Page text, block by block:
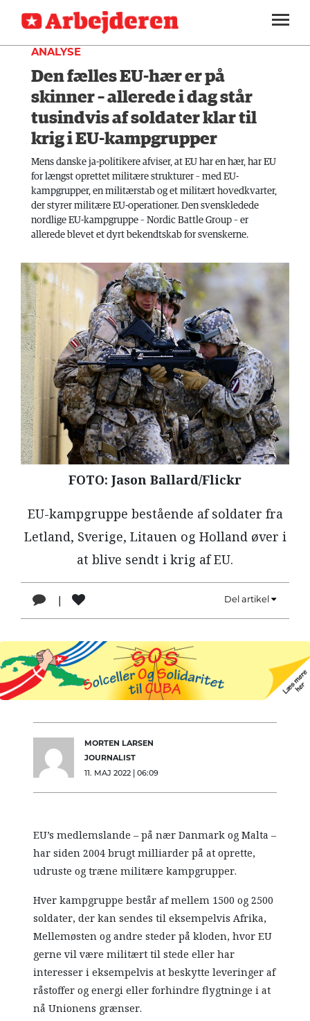
SEKTIONER
ARBEJDEREN
MENER
FAGLIGT
INDLAND
UDLAND
KULTUR
KALENDER
BLOGS
DEBAT
LÆSER
LÆSER
NAVNE
HISTORIE
TEORI
SOUNDCLOUD
ABONNER
LOG IND
OM
ARBEJDEREN
ANALYSE
Den fælles EU-hær er på
skinner – allerede i dag står
tusindvis af soldater klar til
krig i EU-kampgrupper
Mens danske ja-politikere afviser, at EU har en hær, har EU
for længst oprettet militære strukturer – med EU-
kampgrupper, en militærstab og et militært hovedkvarter,
der styrer militære EU-operationer. Den svenskledede
nordlige EU-kampgruppe – Nordic Battle Group – er
allerede blevet et dyrt bekendtskab for svenskerne.
FOTO: Jason Ballard/Flickr
EU-kampgruppe bestående af soldater fra
Letland, Sverige, Litauen og Holland øver i
at blive sendt i krig af EU.
| Del artikel
MORTEN LARSEN
JOURNALIST
11. MAJ 2022 | 06:09
EU’s medlemslande – på nær Danmark og Malta –
har siden 2004 brugt milliarder på at oprette,
udruste og træne militære kampgrupper.
Hver kampgruppe består af mellem 1500 og 2500
soldater, der kan sendes til eksempelvis Afrika,
Mellemøsten og andre steder på kloden, hvor EU
gerne vil være militært til stede eller har
interesser i eksempelvis at beskytte leveringer af
råstoffer og energi eller forhindre flygtninge i at
nå Unionens grænser.